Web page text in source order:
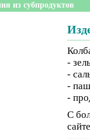
из субпродуктов
-
-
-
-
С